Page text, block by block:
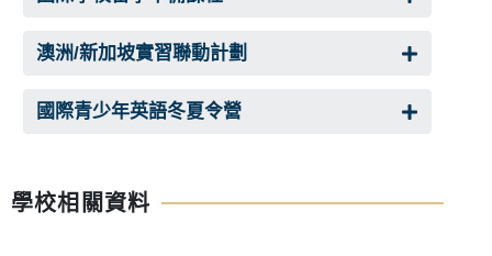
澳洲/新加坡實習聯動計劃
國際青少年英語冬夏令營
學校相關資料